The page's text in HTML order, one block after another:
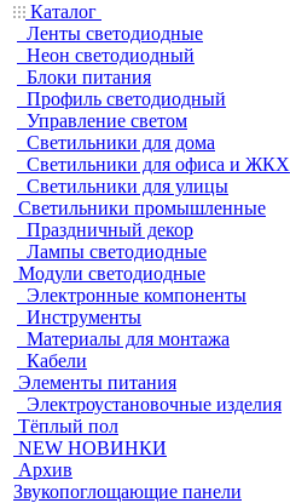
Каталог
Ленты светодиодные
Неон светодиодный
Блоки питания
Профиль светодиодный
Управление светом
Светильники для дома
Светильники для офиса и ЖКХ
Светильники для улицы
Светильники промышленные
Праздничный декор
Лампы светодиодные
Модули светодиодные
Электронные компоненты
Инструменты
Материалы для монтажа
Кабели
Элементы питания
Электроустановочные изделия
Тёплый пол
NEW НОВИНКИ
Архив
Звукопоглощающие панели